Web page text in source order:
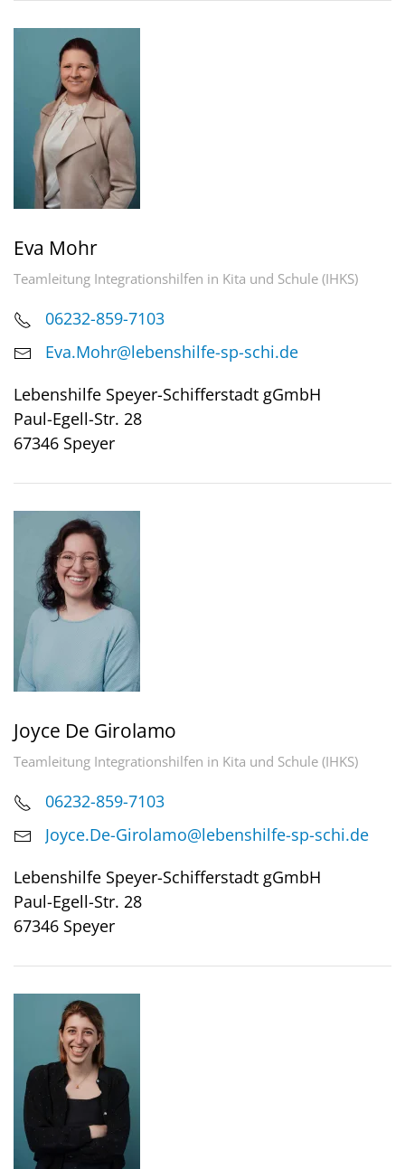
Eva Mohr
Teamleitung Integrationshilfen in Kita und Schule (IHKS)
06232-859-7103
Eva.Mohr@lebenshilfe-sp-schi.de
Lebenshilfe Speyer-Schifferstadt gGmbH
Paul-Egell-Str. 28
67346 Speyer
Joyce De Girolamo
Teamleitung Integrationshilfen in Kita und Schule (IHKS)
06232-859-7103
Joyce.De-Girolamo@lebenshilfe-sp-schi.de
Lebenshilfe Speyer-Schifferstadt gGmbH
Paul-Egell-Str. 28
67346 Speyer